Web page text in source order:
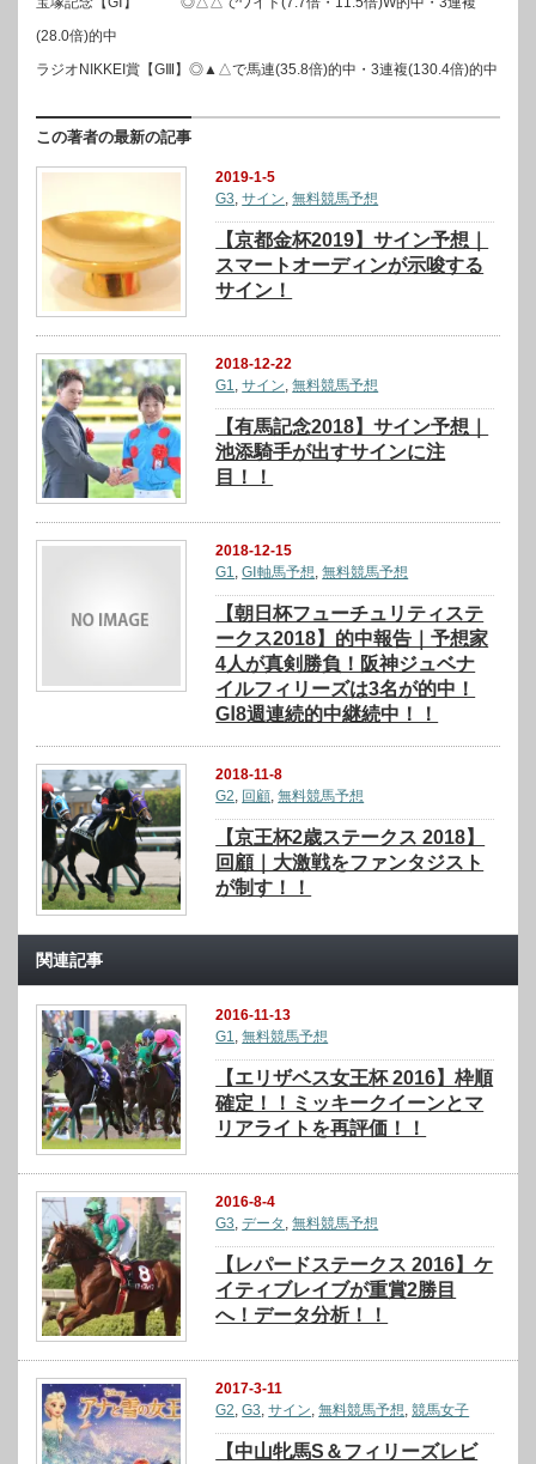
(28.0倍)的中
ラジオNIKKEI賞【GⅢ】◎▲△で馬連(35.8倍)的中・3連複(130.4倍)的中
この著者の最新の記事
2019-1-5
G3 ,サイン ,無料競馬予想
【京都金杯2019】サイン予想｜
スマートオーディンが示唆する
サイン！
2018-12-22
G1,サイン,無料競馬予想
【有馬記念2018】サイン予想｜
池添騎手が出すサインに注
目！！
2018-12-15
G1,GⅠ軸馬予想,無料競馬予想
【朝日杯フューチュリティステ
ークス2018】的中報告｜予想家
4人が真剣勝負！阪神ジュベナ
イルフィリーズは3名が的中！
GⅠ8週連続的中継続中！！
2018-11-8
G2, 回顧,無料競馬予想
【京王杯2歳ステークス 2018】
回顧｜大激戦をファンタジスト
が制す！！
関連記事
2016-11-13
G1
,無料競馬予想
【エリザベス女王杯 2016】枠順
確定！！ミッキークイーンとマ
リアライトを再評価！！
2016-8-4
G3,データ ,無料競馬予想
【レパードステークス 2016】ケ
イティブレイブが重賞2勝目
へ！データ分析！！
2017-3-11
G2,G3,サイン,無料競馬予想,競馬女子
【中山牝馬S＆フィリーズレビ